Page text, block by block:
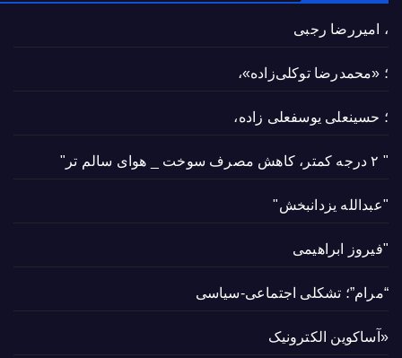
، امیررضا رجبی
؛ «محمدرضا توکلی‌زاده»،
؛ حسینعلی یوسفعلی زاده،
" ۲ درجه کمتر، کاهش مصرف سوخت _ هوای سالم تر"
"عبدالله یزدانبخش"
"فیروز ابراهیمی
“مرام”؛ تشکلی اجتماعی-سیاسی
«آساکوین الکترونیک